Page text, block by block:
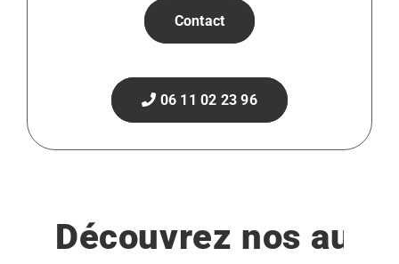
Contact
06 11 02 23 96
Découvrez nos